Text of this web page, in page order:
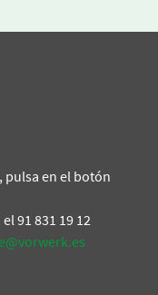
pulsa en el botón
91 831 19 12